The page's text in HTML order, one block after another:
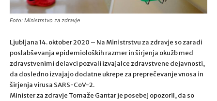
Foto: Ministrstvo za zdravje
Ljubljana 14. oktober 2020 – Na Ministrstvu za zdravje so zaradi
poslabševanja epidemioloških razmer in širjenja okužb med
zdravstvenimi delavci pozvali izvajalce zdravstvene dejavnosti,
da dosledno izvajajo dodatne ukrepe za preprečevanje vnosa in
širjenja virusa SARS-CoV-2.
Minister za zdravje Tomaže Gantar je posebej opozoril, da so